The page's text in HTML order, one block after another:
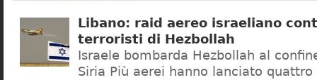
Libano: raid aereo israeliano
terroristi di Hezbollah
Israele bombarda Hezbollah al
Siria Più aerei hanno lanciato quattro